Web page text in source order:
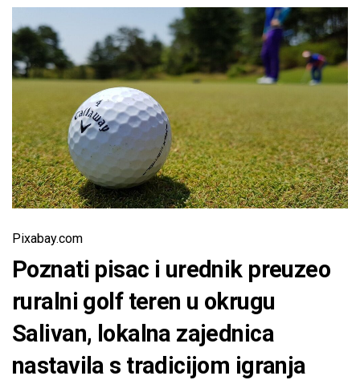
Pixabay.com
Poznati pisac i urednik preuzeo
ruralni golf teren u okrugu
Salivan, lokalna zajednica
nastavila s tradicijom igranja